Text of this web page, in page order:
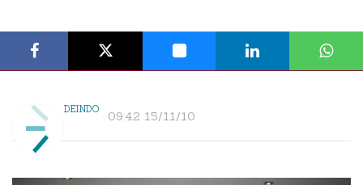
DEINDO 09:42 15/11/10